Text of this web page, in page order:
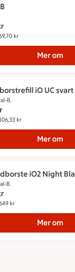
kr
Mer om
iO UC
B.
kr
Mer om
iO2 Night
B.
kr
Mer om